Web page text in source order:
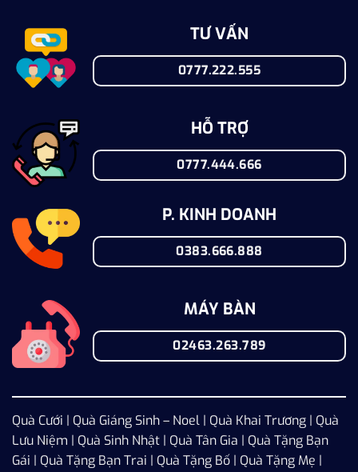
TƯ VẤN
0777.222.555
HỖ TRỢ
0777.444.666
P. KINH DOANH
0383.666.888
MÁY BÀN
02463.263.789
Quà Cưới | Quà Giáng Sinh – Noel | Quà Khai Trương | Quà
Lưu Niệm | Quà Sinh Nhật | Quà Tân Gia | Quà Tặng Bạn
Gái | Quà Tặng Bạn Trai | Quà Tặng Bố | Quà Tặng Mẹ |